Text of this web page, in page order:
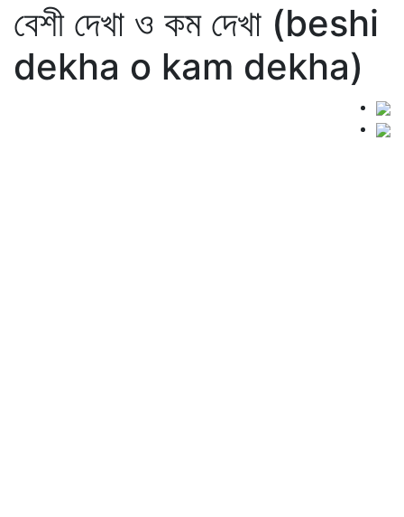
বেশী দেখা ও কম দেখা (beshi
dekha o kam dekha)